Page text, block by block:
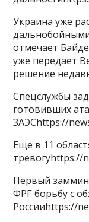
Украина уже
отмечает
уже передает
решение
Спецслужбы
готовивших
ЗАЭСhttps://
Еще в 11
тревогуhttps://
Первый
ФРГ борьбу с
Россииhttps://